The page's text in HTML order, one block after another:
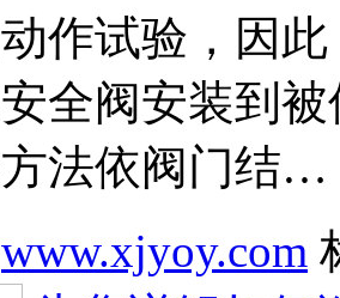
作试验，因
全阀安装到
法依阀门结…
www.xjyoy.com